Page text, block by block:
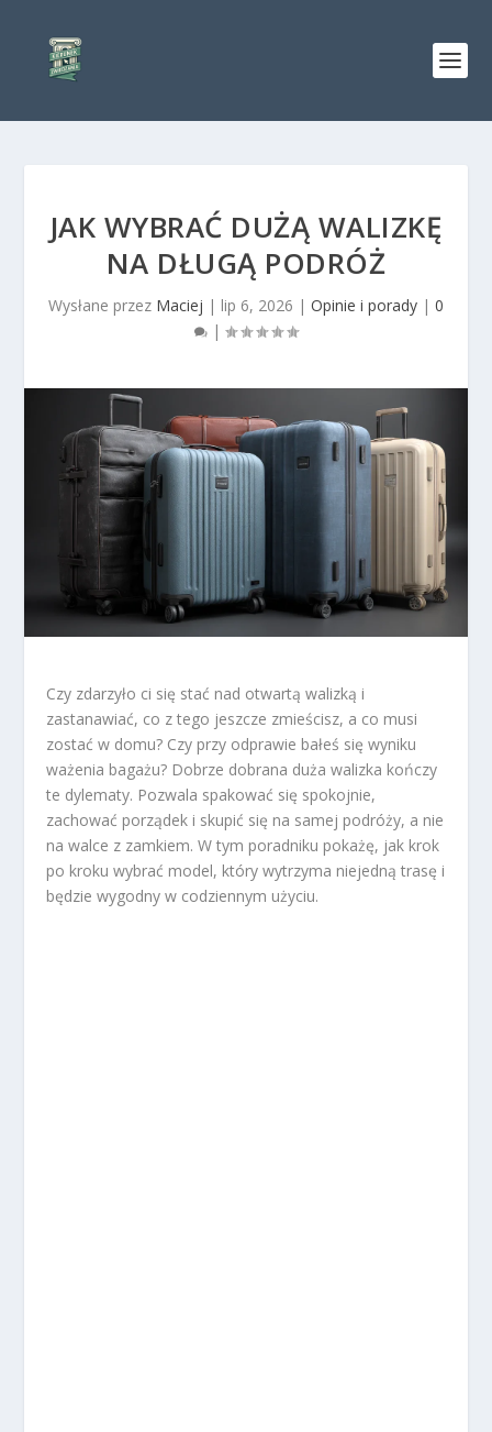
JAK WYBRAĆ DUŻĄ WALIZKĘ
NA DŁUGĄ PODRÓŻ
Wysłane przez Maciej | lip 6, 2026 | Opinie i porady | 0
|
Czy zdarzyło ci się stać nad otwartą walizką i
zastanawiać, co z tego jeszcze zmieścisz, a co musi
zostać w domu? Czy przy odprawie bałeś się wyniku
ważenia bagażu? Dobrze dobrana duża walizka kończy
te dylematy. Pozwala spakować się spokojnie,
zachować porządek i skupić się na samej podróży, a nie
na walce z zamkiem. W tym poradniku pokażę, jak krok
po kroku wybrać model, który wytrzyma niejedną trasę i
będzie wygodny w codziennym użyciu.